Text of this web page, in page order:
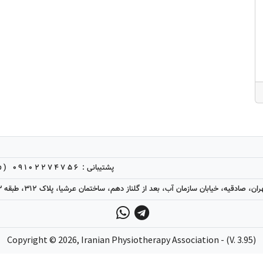
پشتیبانی : 09102274756 (Telegram, WhatsApp)
صادقیه، خیابان سازمان آب، بعد از گلناز دهم، ساختمان عرشیا، پلاک 312، طبقه 3، واحد 9
Copyright © 2026, Iranian Physiotherapy Association - (V. 3.95)